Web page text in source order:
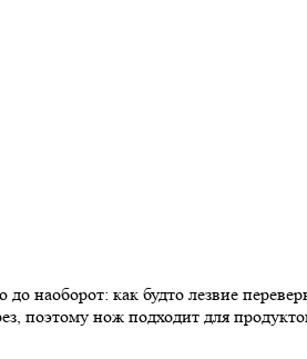
как будто лезвие
поэтому нож подходит для